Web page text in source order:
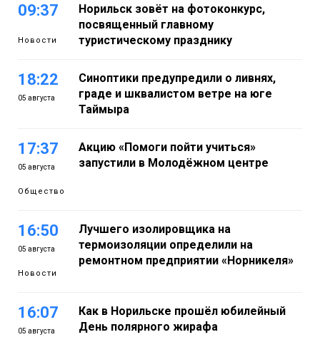
09:37
Новости
Норильск зовёт на фотоконкурс,
посвященный главному
туристическому празднику
18:22
05 августа
Синоптики предупредили о ливнях,
граде и шквалистом ветре на юге
Таймыра
17:37
05 августа
Общество
Акцию «Помоги пойти учиться»
запустили в Молодёжном центре
16:50
05 августа
Новости
Лучшего изолировщика на
термоизоляции определили на
ремонтном предприятии «Норникеля»
16:07
05 августа
Как в Норильске прошёл юбилейный
День полярного жирафа